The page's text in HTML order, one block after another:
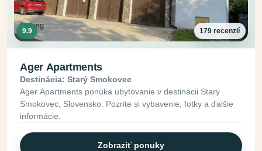
9.9 179 recenzií
Ager Apartments
Destinácia: Starý Smokovec
Ager Apartments ponúka ubytovanie v destinácii Starý
Smokovec, Slovensko. Pozrite si vybavenie, fotky a ďalšie
informácie.
Zobraziť ponuky